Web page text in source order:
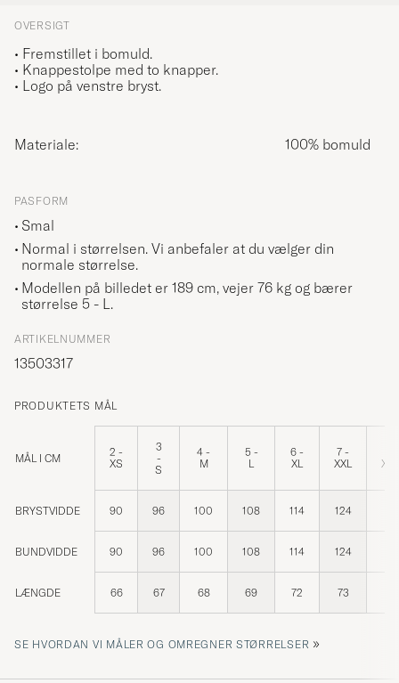
OVERSIGT
• Fremstillet i bomuld.
• Knappestolpe med to knapper.
• Logo på venstre bryst.
Materiale: 100% bomuld
PASFORM
Smal
Normal i størrelsen. Vi anbefaler at du vælger din
normale størrelse.
Modellen på billedet er 189 cm, vejer 76 kg og bærer
størrelse 5 - L.
ARTIKELNUMMER
13503317
PRODUKTETS MÅL
MÅL I CM
2 -
XS
3
-
S
4 -
M
5 -
L
6 -
XL
7 -
XXL
BRYSTVIDDE 90 96 100 108 114 124
BUNDVIDDE 90 96 100 108 114 124
LÆNGDE 66 67 68 69 72 73
SE HVORDAN VI MÅLER OG OMREGNER STØRRELSER »